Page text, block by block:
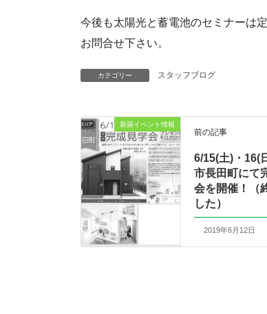
今後も太陽光と蓄電池のセミナーは
お問合せ下さい。
カテゴリー スタッフブログ
新築イベント情報
前の記事
6/15(土)・16(
市長田町にて
会を開催！（
した）
2019年6月12日